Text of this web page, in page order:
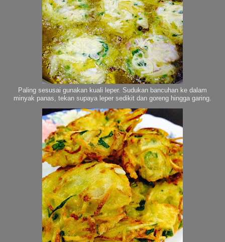
Paling sesusai gunakan kuali leper. Sudukan bancuhan ke dalam
minyak panas, tekan supaya leper sedikit dan goreng hingga garing.